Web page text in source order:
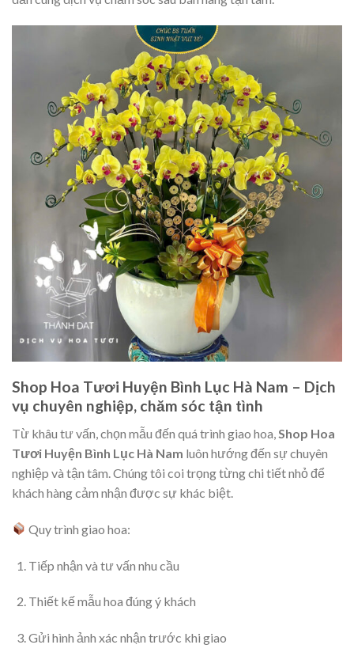
Shop Hoa Tươi Huyện Bình Lục Hà Nam – Dịch
vụ chuyên nghiệp, chăm sóc tận tình
Từ khâu tư vấn, chọn mẫu đến quá trình giao hoa,Shop Hoa
Tươi Huyện Bình Lục Hà Nam luôn hướng đến sự chuyên
nghiệp và tận tâm. Chúng tôi coi trọng từng chi tiết nhỏ để
khách hàng cảm nhận được sự khác biệt.
Quy trình giao hoa:
Tiếp nhận và tư vấn nhu cầu
Thiết kế mẫu hoa đúng ý khách
Gửi hình ảnh xác nhận trước khi giao